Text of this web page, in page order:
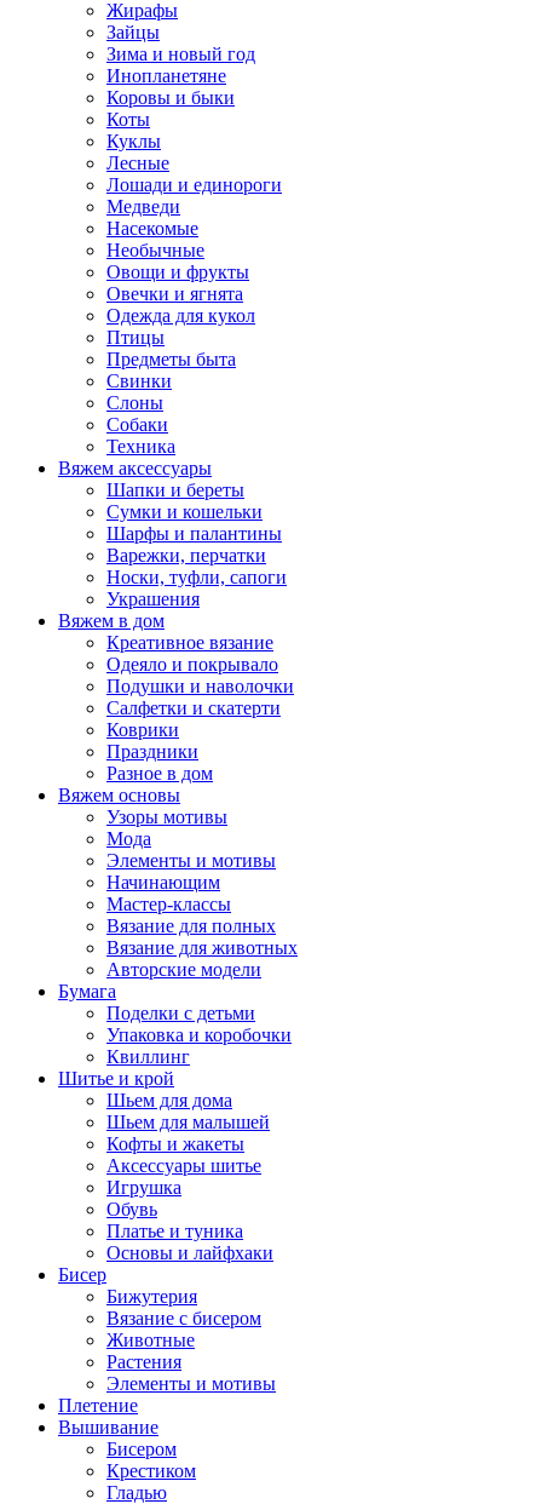
Жирафы
Зайцы
Зима и новый год
Инопланетяне
Коровы и быки
Коты
Куклы
Лесные
Лошади и единороги
Медведи
Насекомые
Необычные
Овощи и фрукты
Овечки и ягнята
Одежда для кукол
Птицы
Предметы быта
Свинки
Слоны
Собаки
Техника
Вяжем аксессуары
Шапки и береты
Сумки и кошельки
Шарфы и палантины
Варежки, перчатки
Носки, туфли, сапоги
Украшения
Вяжем в дом
Креативное вязание
Одеяло и покрывало
Подушки и наволочки
Салфетки и скатерти
Коврики
Праздники
Разное в дом
Вяжем основы
Узоры мотивы
Мода
Элементы и мотивы
Начинающим
Мастер-классы
Вязание для полных
Вязание для животных
Авторские модели
Бумага
Поделки с детьми
Упаковка и коробочки
Квиллинг
Шитье и крой
Шьем для дома
Шьем для малышей
Кофты и жакеты
Аксессуары шитье
Игрушка
Обувь
Платье и туника
Основы и лайфхаки
Бисер
Бижутерия
Вязание с бисером
Животные
Растения
Элементы и мотивы
Плетение
Вышивание
Бисером
Крестиком
Гладью